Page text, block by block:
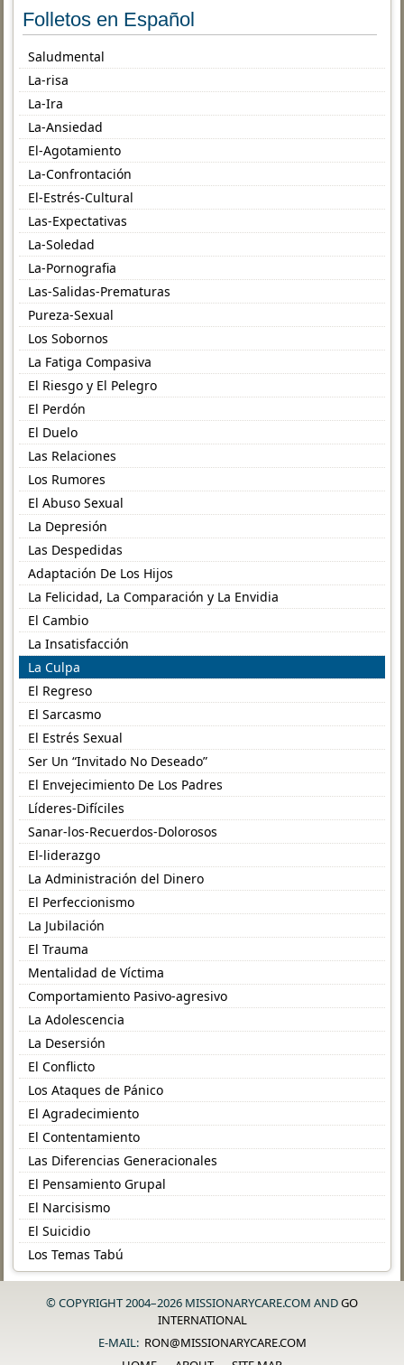
Folletos en Español
Saludmental
La-risa
La-Ira
La-Ansiedad
El-Agotamiento
La-Confrontación
El-Estrés-Cultural
Las-Expectativas
La-Soledad
La-Pornografia
Las-Salidas-Prematuras
Pureza-Sexual
Los Sobornos
La Fatiga Compasiva
El Riesgo y El Pelegro
El Perdón
El Duelo
Las Relaciones
Los Rumores
El Abuso Sexual
La Depresión
Las Despedidas
Adaptación De Los Hijos
La Felicidad, La Comparación y La Envidia
El Cambio
La Insatisfacción
La Culpa
El Regreso
El Sarcasmo
El Estrés Sexual
Ser Un “Invitado No Deseado”
El Envejecimiento De Los Padres
Líderes-Difíciles
Sanar-los-Recuerdos-Dolorosos
El-liderazgo
La Administración del Dinero
El Perfeccionismo
La Jubilación
El Trauma
Mentalidad de Víctima
Comportamiento Pasivo-agresivo
La Adolescencia
La Desersión
El Conflicto
Los Ataques de Pánico
El Agradecimiento
El Contentamiento
Las Diferencias Generacionales
El Pensamiento Grupal
El Narcisismo
El Suicidio
Los Temas Tabú
© COPYRIGHT 2004–2026 MISSIONARYCARE.COM ANDGO
INTERNATIONAL
E-MAIL: RON@MISSIONARYCARE.COM